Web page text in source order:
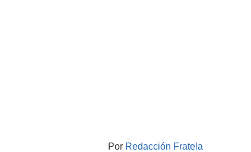
Por Redacción Fratela